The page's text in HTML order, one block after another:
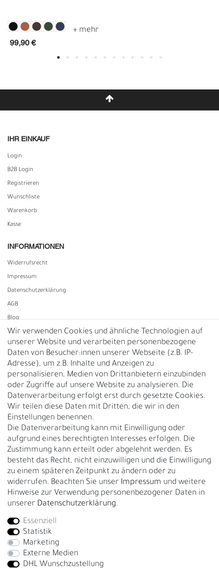
99,90 €
IHR EINKAUF
Login
B2B Login
Registrieren
Wunschliste
Warenkorb
Kasse
INFORMATIONEN
Widerrufs­recht
Impressum
Daten­schutz­erklärung
AGB
Blog
Vertrag widerrufen
UNTERNEHMEN
Nachhaltigkeit
Kontakt
Über uns
Rückgabe
Gürtelgröße messen
Garantie
GESCHÄFTSKUNDEN & HÄNDLER
B2B Geschäftskunden
Bei Fragen wenden Sie sich direkt an unser Service-Team.
+4917663727338
Montag - Freitag, 09:00 - 14:00
Wir verwenden Cookies und ähnliche Technologien auf
unserer Website und verarbeiten personenbezogene
Daten von Besucher:innen unserer Webseite (z.B. IP-
Adresse), um z.B. Inhalte und Anzeigen zu
personalisieren, Medien von Drittanbietern einzubinden
oder Zugriffe auf unsere Website zu analysieren. Die
Datenverarbeitung erfolgt erst durch gesetzte Cookies.
Wir teilen diese Daten mit Dritten, die wir in den
Einstellungen benennen.
Die Datenverarbeitung kann mit Einwilligung oder
aufgrund eines berechtigten Interesses erfolgen. Die
Zustimmung kann erteilt oder abgelehnt werden. Es
besteht das Recht, nicht einzuwilligen und die Einwilligung
zu einem späteren Zeitpunkt zu ändern oder zu
widerrufen. Beachten Sie unser Impressum und weitere
Hinweise zur Verwendung personenbezogener Daten in
unserer Daten­schutz­erklärung.
Essenziell
Statistik
Marketing
Externe Medien
DHL Wunschzustellung